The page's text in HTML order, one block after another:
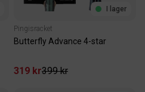
I lager
Pingisracket
Butterfly Advance 4-star
319 kr399 kr